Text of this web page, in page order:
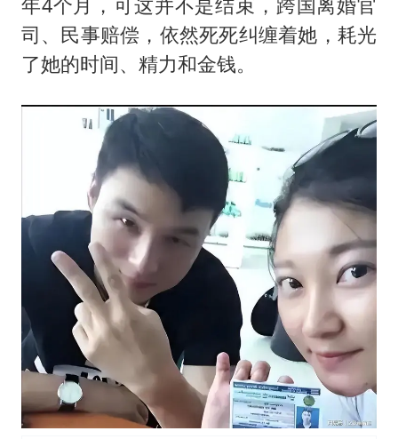
年4个月，可这并不是结束，跨国离婚官
司、民事赔偿，依然死死纠缠着她，耗光
了她的时间、精力和金钱。